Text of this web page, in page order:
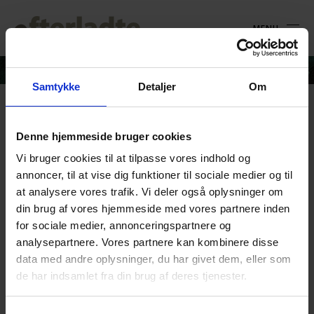
Samtykke Detaljer Om
Denne hjemmeside bruger cookies
Vi bruger cookies til at tilpasse vores indhold og
annoncer, til at vise dig funktioner til sociale medier og til
at analysere vores trafik. Vi deler også oplysninger om
din brug af vores hjemmeside med vores partnere inden
for sociale medier, annonceringspartnere og
analysepartnere. Vores partnere kan kombinere disse
data med andre oplysninger, du har givet dem, eller som
de har indsamlet fra din brug af deres tjenester.
MENU
24. august 2020